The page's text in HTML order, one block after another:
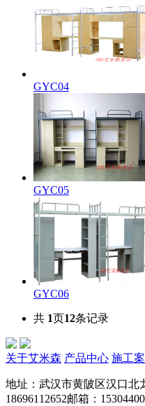
GYC04
GYC05
GYC06
共 1页12条记录
关于艾米森 产品中心 施工
地址：武汉市黄陂区汉口北
18696112652邮箱：